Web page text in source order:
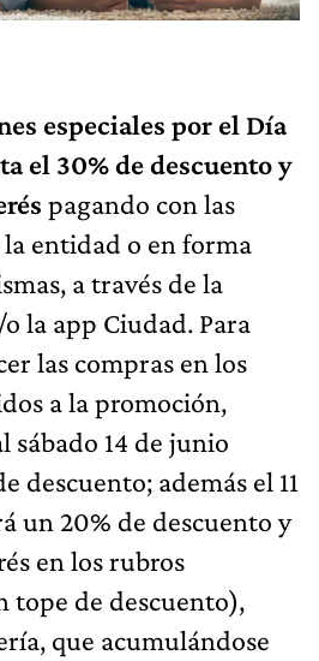
especiales por el Día
el 30% de descuento y
pagando con las
entidad o en forma
a través de la
la app Ciudad. Para
las compras en los
a la promoción,
sábado 14 de junio
descuento; además el 11
un 20% de descuento y
en los rubros
tope de descuento),
que acumulándose